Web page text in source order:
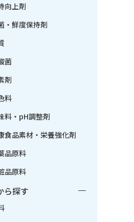
向上剤
・鮮度保持剤
菌
剤
料
料・pH調整剤
食品素材・栄養強化剤
品原料
品原料
ら探す